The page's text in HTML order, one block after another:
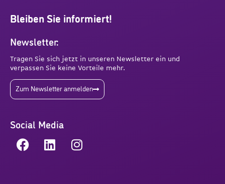
Bleiben Sie informiert!
Newsletter:
Tragen Sie sich jetzt in unseren Newsletter ein und
verpassen Sie keine Vorteile mehr.
Zum Newsletter anmelden
Social Media